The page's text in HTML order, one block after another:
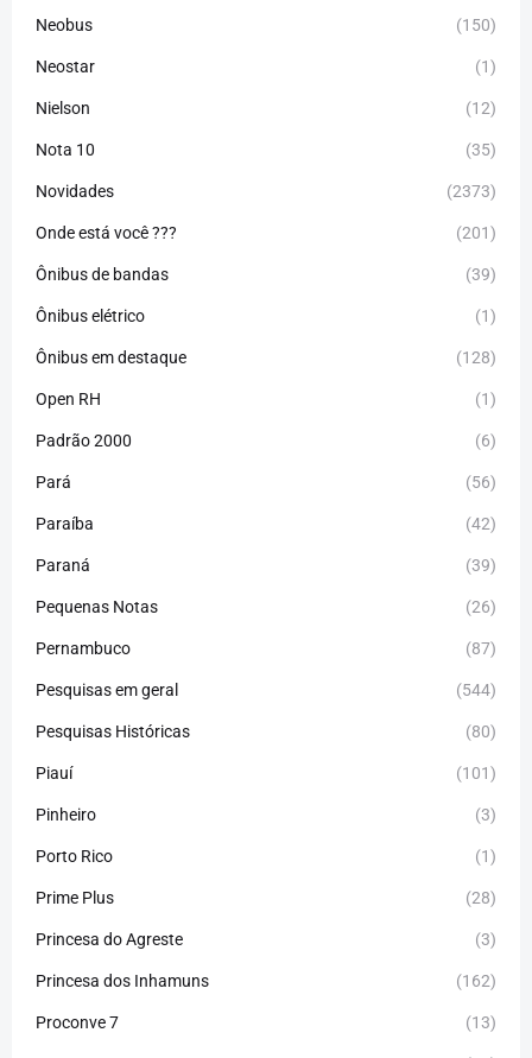
Neobus (150)
Neostar (1)
Nielson (12)
Nota 10 (35)
Novidades (2373)
Onde está você ??? (201)
Ônibus de bandas (39)
Ônibus elétrico (1)
Ônibus em destaque (128)
Open RH (1)
Padrão 2000 (6)
Pará (56)
Paraíba (42)
Paraná (39)
Pequenas Notas (26)
Pernambuco (87)
Pesquisas em geral (544)
Pesquisas Históricas (80)
Piauí (101)
Pinheiro (3)
Porto Rico (1)
Prime Plus (28)
Princesa do Agreste (3)
Princesa dos Inhamuns (162)
Proconve 7 (13)